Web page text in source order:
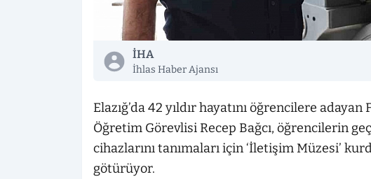
İHA
İhlas Haber Ajansı
Elazığ’da 42 yıldır hayatını öğrencilere
Öğretim Görevlisi Recep Bağcı, öğrencilerin
cihazlarını tanımaları için ‘İletişim Müzesi’
götürüyor.